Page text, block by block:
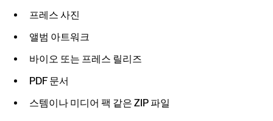
프레스 사진
앨범 아트워크
바이오 또는 프레스 릴리즈
PDF 문서
스템이나 미디어 팩 같은 ZIP 파일